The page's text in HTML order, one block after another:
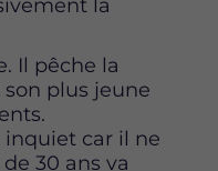
la
Il pêche la
plus jeune
inquiet car il ne
30 ans va